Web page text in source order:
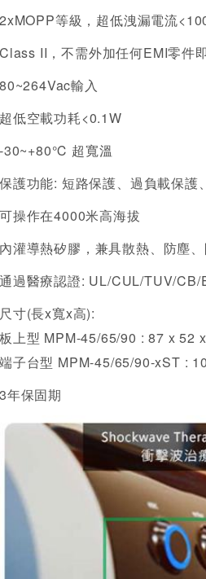
2xMOPP等級，超低洩漏電流
Class II，不需外加任何EMI零件
80~264Vac輸入
超低空載功耗<0.1W
-30~+80℃ 超寬溫
保護功能: 短路保護、過負載保護
可操作在4000米高海拔
內灌導熱矽膠，兼具散熱、防塵
通過醫療認證: UL/CUL/TUV/CB/
尺寸(長x寬x高):
板上型 MPM-45/65/90 : 87 x 52
端子台型 MPM-45/65/90-xST :
3年保固期